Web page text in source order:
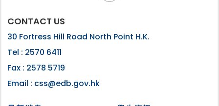
CONTACT US
30 Fortress Hill Road North Point H.K.
Tel : 2570 6411
Fax : 2578 5719
Email : css@edb.gov.hk